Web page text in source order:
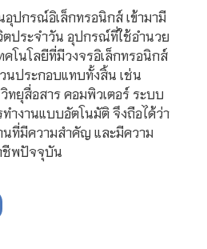
ปกรณ์อิเล็กทรอนิกส์ เข้ามามี
ประจำวัน อุปกรณ์ที่ใช้อำนวย
คโนโลยีที่มีวงจรอิเล็กทรอนิกส์
นประกอบแทบทั้งสิ้น เช่น
ทยุสื่อสาร คอมพิวเตอร์ ระบบ
ำงานแบบอัตโนมัติ จึงถือได้ว่า
นที่มีความสำคัญ และมีความ
ชีพปัจจุบัน